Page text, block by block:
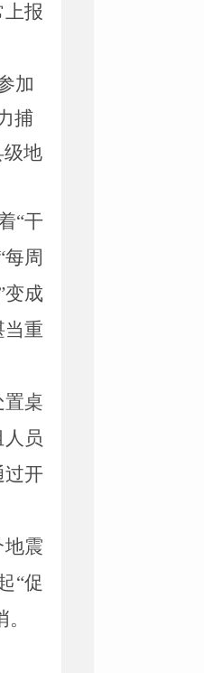
报
加
捕
级地
“干
周
变成
当重
置桌
员
过开
地震
“促